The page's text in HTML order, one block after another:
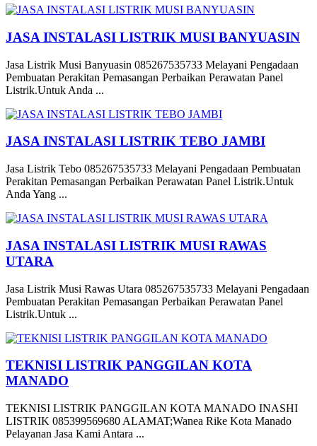
JASA INSTALASI LISTRIK MUSI BANYUASIN
Jasa Listrik Musi Banyuasin 085267535733 Melayani Pengadaan
Pembuatan Perakitan Pemasangan Perbaikan Perawatan Panel
Listrik.Untuk Anda ...
JASA INSTALASI LISTRIK TEBO JAMBI
Jasa Listrik Tebo 085267535733 Melayani Pengadaan Pembuatan
Perakitan Pemasangan Perbaikan Perawatan Panel Listrik.Untuk
Anda Yang ...
JASA INSTALASI LISTRIK MUSI RAWAS
UTARA
Jasa Listrik Musi Rawas Utara 085267535733 Melayani Pengadaan
Pembuatan Perakitan Pemasangan Perbaikan Perawatan Panel
Listrik.Untuk ...
TEKNISI LISTRIK PANGGILAN KOTA
MANADO
TEKNISI LISTRIK PANGGILAN KOTA MANADO INASHI
LISTRIK 085399569680 ALAMAT;Wanea Rike Kota Manado
Pelayanan Jasa Kami Antara ...